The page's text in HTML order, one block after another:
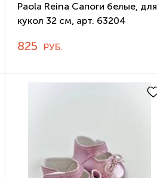
Paola Reina Сапоги белые, для
кукол 32 см, арт. 63204
825 РУБ.